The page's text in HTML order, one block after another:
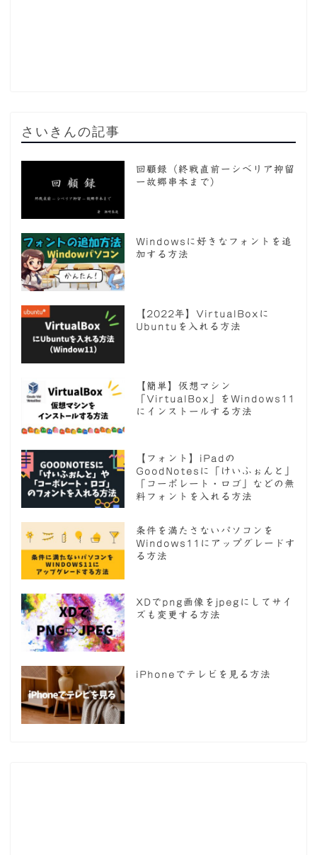
さいきんの記事
回顧録（終戦直前ーシベリア抑留
ー故郷串本まで）
Windowsに好きなフォントを追
加する方法
【2022年】VirtualBoxに
Ubuntuを入れる方法
【簡単】仮想マシン
「VirtualBox」をWindows11
にインストールする方法
【フォント】iPadの
GoodNotesに「けいふぉんと」
「コーポレート・ロゴ」などの無
料フォントを入れる方法
条件を満たさないパソコンを
Windows11にアップグレードす
る方法
XDでpng画像をjpegにしてサイ
ズも変更する方法
iPhoneでテレビを見る方法